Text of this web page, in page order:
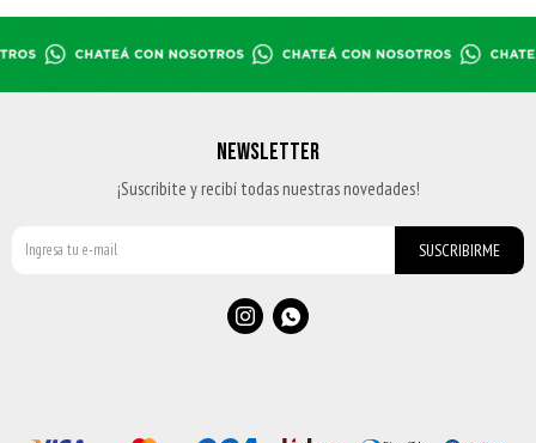
NEWSLETTER
¡Suscribite y recibí todas nuestras novedades!
SUSCRIBIRME
 